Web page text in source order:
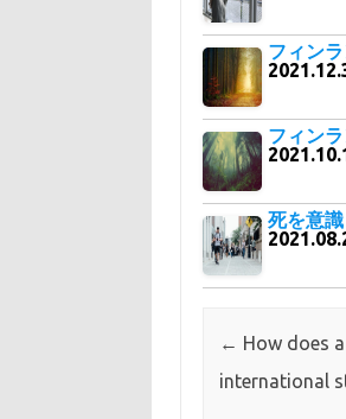
フィン
フィン
死を意
Post
← How does
international